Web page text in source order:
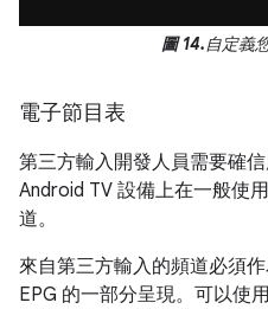
圖 14.自定義
電子節目表
第三方輸入開發人員需要確
Android TV 設備上在一般使
道。
來自第三方輸入的頻道必須
EPG 的一部分呈現。可以使